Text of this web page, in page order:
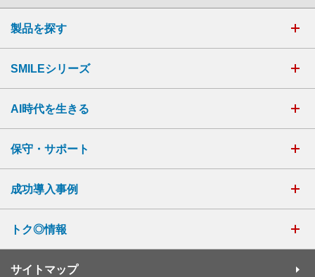
製品を探す
SMILEシリーズ
AI時代を生きる
保守・サポート
成功導入事例
トク◎情報
サイトマップ